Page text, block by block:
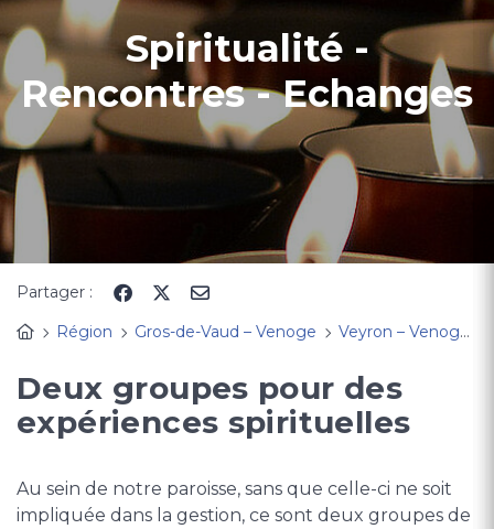
Spiritualité -
Rencontres - Echanges
Partager :
Région
Gros-de-Vaud – Venoge Veyron – Venoge
Deux groupes pour des
expériences spirituelles
Au sein de notre paroisse, sans que celle-ci ne soit
impliquée dans la gestion, ce sont deux groupes de